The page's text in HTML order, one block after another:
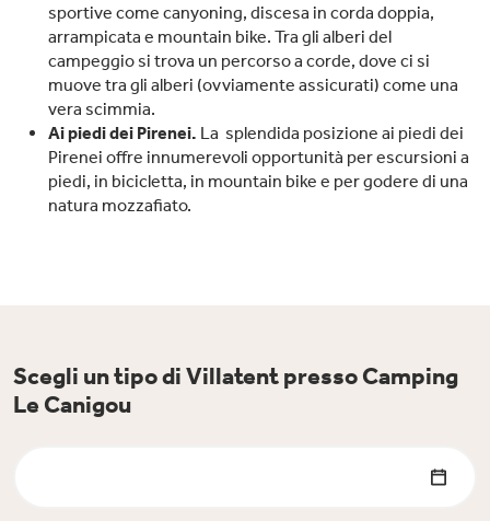
sportive come canyoning, discesa in corda doppia,
arrampicata e mountain bike. Tra gli alberi del
campeggio si trova un percorso a corde, dove ci si
muove tra gli alberi (ovviamente assicurati) come una
vera scimmia.
Ai piedi dei Pirenei. La splendida posizione ai piedi dei
Pirenei offre innumerevoli opportunità per escursioni a
piedi, in bicicletta, in mountain bike e per godere di una
natura mozzafiato.
Scegli un tipo di Villatent presso Camping
Le Canigou